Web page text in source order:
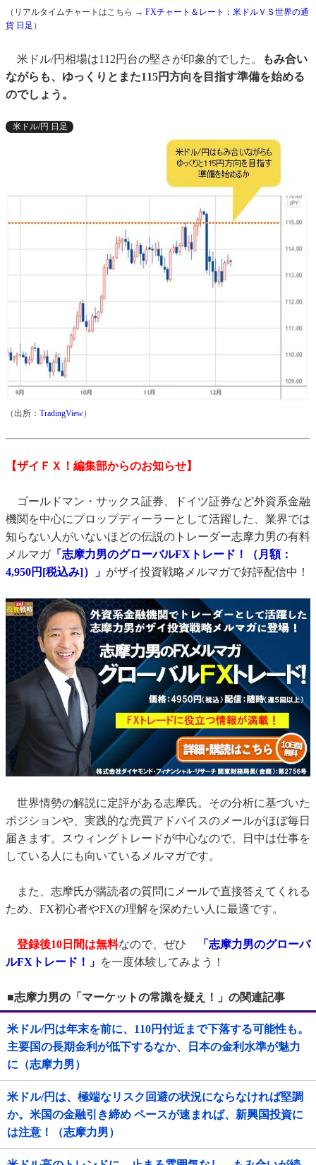
（リアルタイムチャートはこちら → FXチャート＆レート：米ドルＶＳ世界の通
貨 日足 ）
米ドル/円相場は112円台の堅さが印象的でした。
もみ合い
ながらも、ゆっくりとまた115円方向を目指す準備を始める
のでしょう。
米ドル/円 日足
（出所： TradingView）
【ザイＦＸ！編集部からのお知らせ】
ゴールドマン・サックス証券、ドイツ証券など外資系金融
機関を中心にプロップディーラーとして活躍した、業界では
知らない人がいないほどの伝説のトレーダー志摩力男の有料
メルマガ「志摩力男のグローバルFXトレード！（月額：
4,950円[税込み]）」 がザイ投資戦略メルマガで好評配信中！
世界情勢の解説に定評がある志摩氏。その分析に基づいた
ポジションや、実践的な売買アドバイスのメールがほぼ毎日
届きます。スウィングトレードが中心なので、日中は仕事を
している人にも向いているメルマガです。
また、志摩氏が購読者の質問にメールで直接答えてくれる
ため、FX初心者やFXの理解を深めたい人に最適です。
登録後10日間は無料なので、ぜひ
「志摩力男のグローバ
ルFXトレード！」 を一度体験してみよう！
■志摩力男の「マーケットの常識を疑え！」の関連記事
米ドル/円は年末を前に、110円付近まで下落する可能性も。
主要国の長期金利が低下するなか、日本の金利水準が魅力
に（志摩力男）
米ドル/円は、極端なリスク回避の状況にならなければ堅調
か。米国の金融引き締め ペースが速まれば、新興国投資に
は注意！（志摩力男）